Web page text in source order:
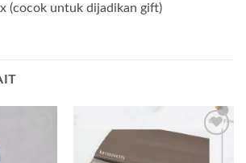
(cocok untuk dijadikan gift)